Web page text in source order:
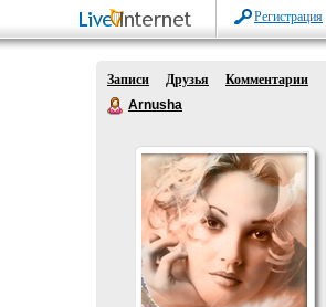
Регистрация
Записи Друзья
Комментарии
Arnusha